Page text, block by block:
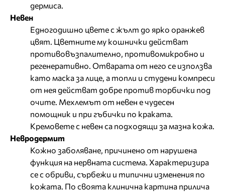
дермиса.
Невен
Едногодишно цвете с жълт до ярко оранжев
цвят. Цветните му кошнички действат
противовъзпалително, противомикробно и
регенеративно. Отварата от него се използва
като маска за лице, а топли и студени компреси
от нея действат добре против торбички под
очите. Мехлемът от невен е чудесен
помощник и при гъбички по краката.
Кремовете с невен са подходящи за мазна кожа.
Невродермит
Кожно заболяване, причинено от нарушена
функция на нервната система. Характеризира
се с обриви, сърбежи и типични изменения по
кожата. По своята клинична картина прилича